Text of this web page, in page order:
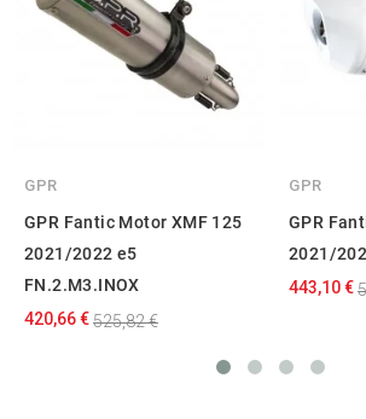
GPR
GPR Fantic Motor XMF 125
2021/2022 e5
FN.2.M3.INOX
420,66 €525,82 €
GPR
GPR
2021/
443,10 €